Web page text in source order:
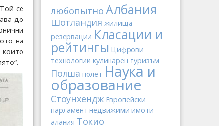
се
до
на
любопытно Албания
Шотландия жилища
резервации Класации и
рейтингы Цифрови
технологии кулинарен туризъм
Полша полет Наука и
образование
Стоунхендж Европейски
парламент недвижими имоти
алания Токио